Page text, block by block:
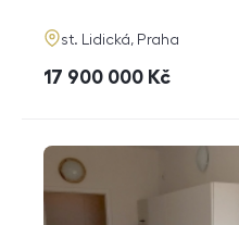
adresa
st. Lidická, Praha
cena
17 900 000 Kč